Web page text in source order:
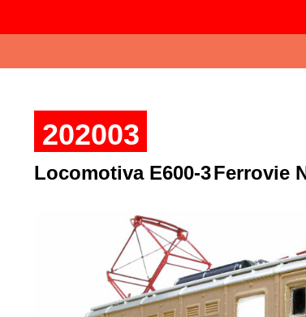
202003
Locomotiva E600-3Ferrovie